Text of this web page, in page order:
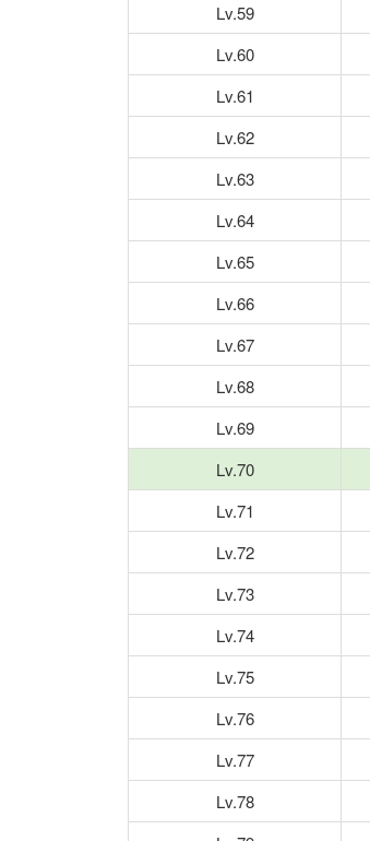
Lv.59
Lv.60
Lv.61
Lv.62
Lv.63
Lv.64
Lv.65
Lv.66
Lv.67
Lv.68
Lv.69
Lv.70
Lv.71
Lv.72
Lv.73
Lv.74
Lv.75
Lv.76
Lv.77
Lv.78